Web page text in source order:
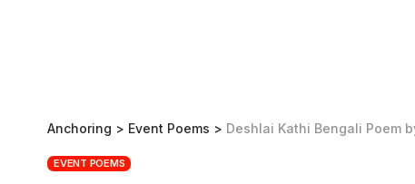
Anchoring > Event Poems > Deshlai Kathi Bengali Poem
EVENT POEMS